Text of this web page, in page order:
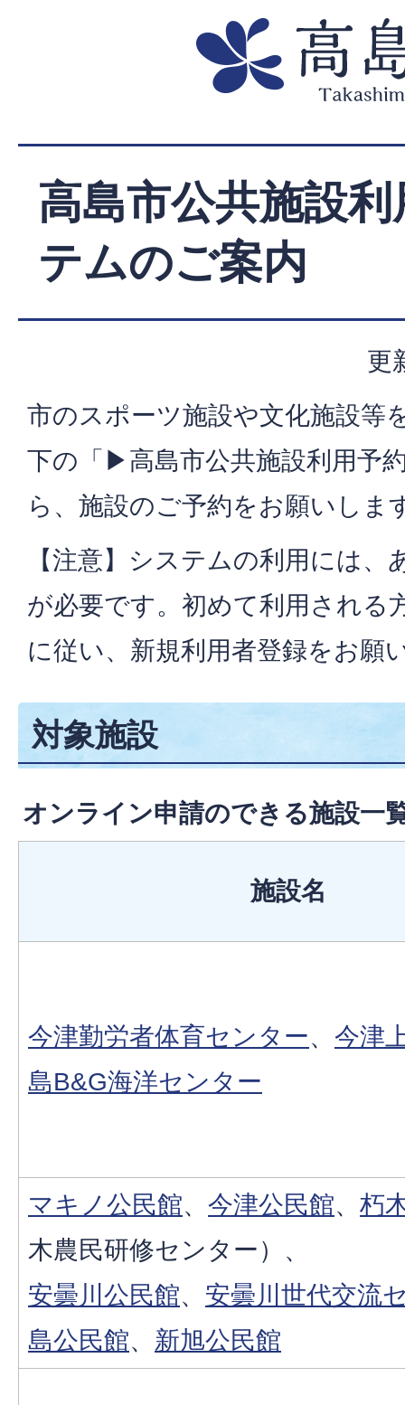
高島市公共施設
テムのご案内
更
市のスポーツ施設や文化施設等
下の「▶高島市公共施設利用予
ら、施設のご予約をお願いしま
【注意】システムの利用には、
が必要です。初めて利用される
に従い、新規利用者登録をお願
対象施設
オンライン申請のできる施設一
施設名
今津勤労者体育センター、 今津
島B&G海洋センター
マキノ公民館、 今津公民館、 朽
木農民研修センター）、
安曇川公民館、 安曇川世代交流
島公民館、 新旭公民館